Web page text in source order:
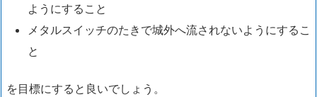
ようにすること
メタルスイッチのたきで城外へ流されないようにするこ
と
を目標にすると良いでしょう。